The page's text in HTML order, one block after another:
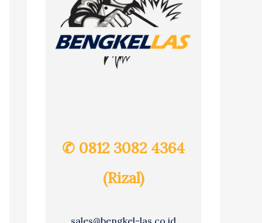
✆ 0812 3082 4364
(Rizal)
sales@bengkel-las.co.id